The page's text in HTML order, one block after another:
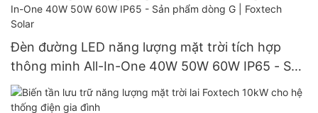
Đèn đường LED năng lượng mặt trời tích hợp
thông minh All-In-One 40W 50W 60W IP65 - Sản
phẩm dòng G | Foxtech Solar